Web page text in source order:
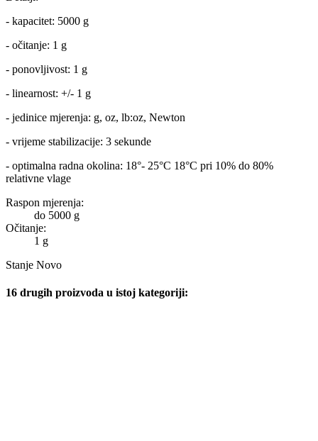
- kapacitet: 5000 g
- očitanje: 1 g
- ponovljivost: 1 g
- linearnost: +/- 1 g
- jedinice mjerenja: g, oz, lb:oz, Newton
- vrijeme stabilizacije: 3 sekunde
- optimalna radna okolina: 18°- 25°C 18°C pri 10% do 80%
relativne vlage
Raspon mjerenja:
do 5000 g
Očitanje:
1 g
Stanje Novo
16 drugih proizvoda u istoj kategoriji: